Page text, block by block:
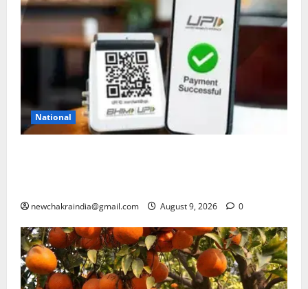
National
newchakraindia@gmail.com August 9, 2026 0